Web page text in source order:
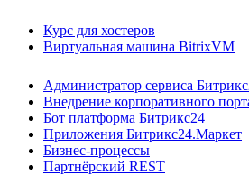
Курс для хостеров
Виртуальная машина BitrixVM
Администратор сервиса
Внедрение корпоративного
Бот платформа Битрикс24
Приложения Битрикс24.Маркет
Бизнес-процессы
Партнёрский REST